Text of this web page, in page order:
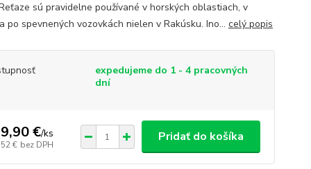
sú pravidelne používané v horských oblastiach, v
po spevnených vozovkách nielen v Rakúsku. Ino... celý popis
expedujeme do 1 - 4 pracovných
dní
€/ks
€ bez DPH
Pridať do košíka